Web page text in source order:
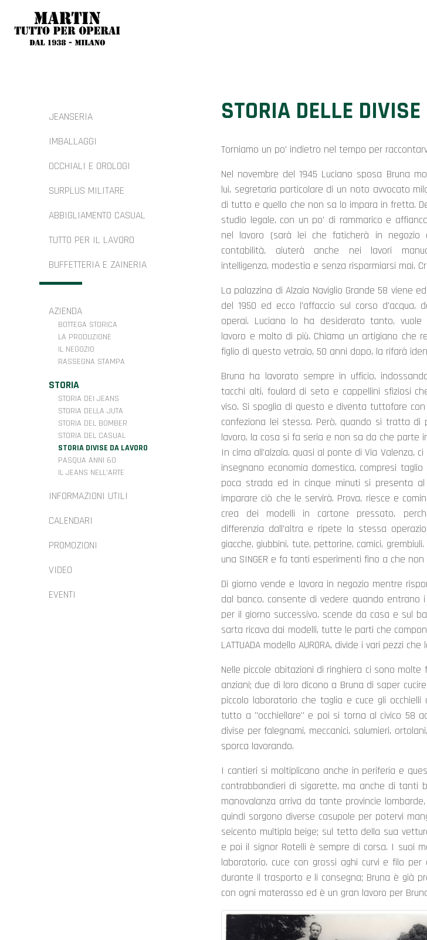
JEANSERIA
IMBALLAGGI
OCCHIALI E OROLOGI
SURPLUS MILITARE
ABBIGLIAMENTO CASUAL
TUTTO PER IL LAVORO
BUFFETTERIA E ZAINERIA
AZIENDA
BOTTEGA STORICA
LA PRODUZIONE
IL NEGOZIO
RASSEGNA STAMPA
STORIA
STORIA DEI JEANS
STORIA DELLA JUTA
STORIA DEL BOMBER
STORIA DEL CASUAL
STORIA DIVISE DA LAVORO
PASQUA ANNI 60
IL JEANS NELL'ARTE
INFORMAZIONI UTILI
CALENDARI
PROMOZIONI
VIDEO
EVENTI
STORIA DELLE
Torniamo un po' indietro nel tempo per
Nel novembre del 1945 Luciano sposa Bruna
lui, segretaria particolare di un noto avvocato
di tutto e quello che non sa lo impara in fretta.
studio legale, con un po' di rammarico e
nel lavoro (sarà lei che faticherà in
contabilità, aiuterà anche nei lavori
intelligenza, modestia e senza risparmiarsi mai.
La palazzina di Alzaia Naviglio Grande 58 viene
del 1950 ed ecco l'affaccio sul corso d'acqua,
operai. Luciano lo ha desiderato tanto,
lavoro e molto di più. Chiama un artigiano che
figlio di questo vetraio, 50 anni dopo, la rifarà
Bruna ha lavorato sempre in ufficio,
tacchi alti, foulard di seta e cappellini sfiziosi
viso. Si spoglia di questo e diventa tuttofare
confeziona lei stessa. Però, quando si tratta di
lavoro, la cosa si fa seria e non sa da che parte
In cima all'alzaia, quasi al ponte di Via Valenza,
insegnano economia domestica, compresi
poca strada ed in cinque minuti si presenta
imparare ciò che le servirà. Prova, riesce e
crea dei modelli in cartone pressato,
differenzia dall'altra e ripete la stessa
giacche, giubbini, tute, pettorine, camici,
una SINGER e fa tanti esperimenti fino a che
Di giorno vende e lavora in negozio mentre
dal banco, consente di vedere quando entrano
per il giorno successivo, scende da casa e sul
sarta ricava dai modelli, tutte le parti che
LATTUADA modello AURORA, divide i vari pezzi
Nelle piccole abitazioni di ringhiera ci sono
anziani; due di loro dicono a Bruna di saper
piccolo laboratorio che taglia e cuce gli
tutto a "occhiellare" e poi si torna al civico 58
divise per falegnami, meccanici, salumieri,
sporca lavorando.
I cantieri si moltiplicano anche in periferia e
contrabbandieri di sigarette, ma anche di tanti
manovalanza arriva da tante provincie
quindi sorgono diverse casupole per potervi
seicento multipla beige; sul tetto della sua
e poi il signor Rotelli è sempre di corsa. I suoi
laboratorio, cuce con grossi aghi curvi e filo
durante il trasporto e li consegna; Bruna è già
con ogni materasso ed è un gran lavoro per